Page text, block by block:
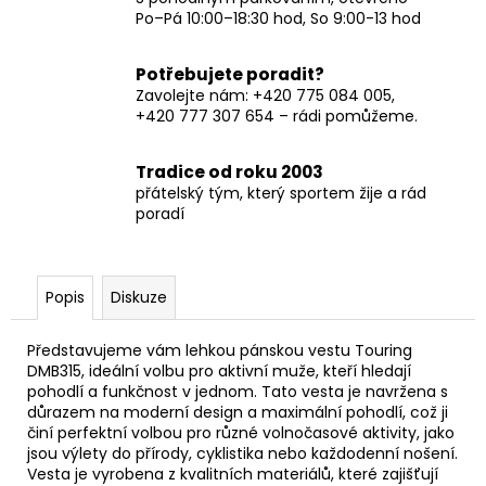
Po–Pá 10:00–18:30 hod, So 9:00-13 hod
Potřebujete poradit?
Zavolejte nám: +420 775 084 005,
+420 777 307 654 – rádi pomůžeme.
Tradice od roku 2003
přátelský tým, který sportem žije a rád
poradí
Popis Diskuze
Představujeme vám lehkou pánskou vestu Touring
DMB315, ideální volbu pro aktivní muže, kteří hledají
pohodlí a funkčnost v jednom. Tato vesta je navržena s
důrazem na moderní design a maximální pohodlí, což ji
činí perfektní volbou pro různé volnočasové aktivity, jako
jsou výlety do přírody, cyklistika nebo každodenní nošení.
Vesta je vyrobena z kvalitních materiálů, které zajišťují